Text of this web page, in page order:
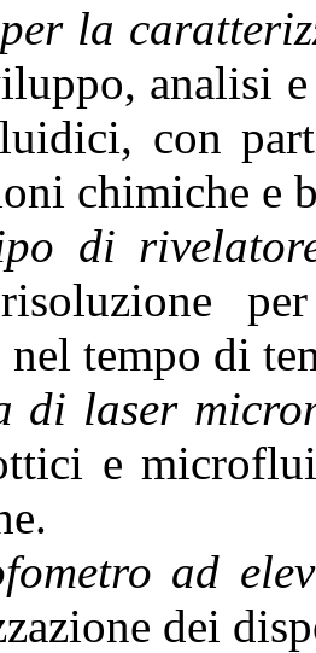
la
analisi
con
chimiche e
di
tempo di
di laser
e
ad